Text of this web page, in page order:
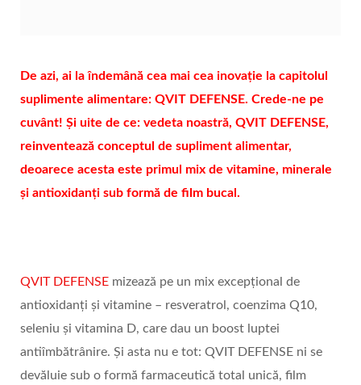
De azi, ai la îndemână cea mai cea inovație la capitolul
suplimente alimentare: QVIT DEFENSE. Crede-ne pe
cuvânt! Și uite de ce: vedeta noastră, QVIT DEFENSE,
reinventează conceptul de supliment alimentar,
deoarece acesta este primul mix de vitamine, minerale
și antioxidanți sub formă de film bucal.
QVIT DEFENSE mizează pe un mix excepțional de
antioxidanți și vitamine – resveratrol, coenzima Q10,
seleniu și vitamina D, care dau un boost luptei
antiîmbătrânire. Și asta nu e tot: QVIT DEFENSE ni se
devăluie sub o formă farmaceutică total unică, film